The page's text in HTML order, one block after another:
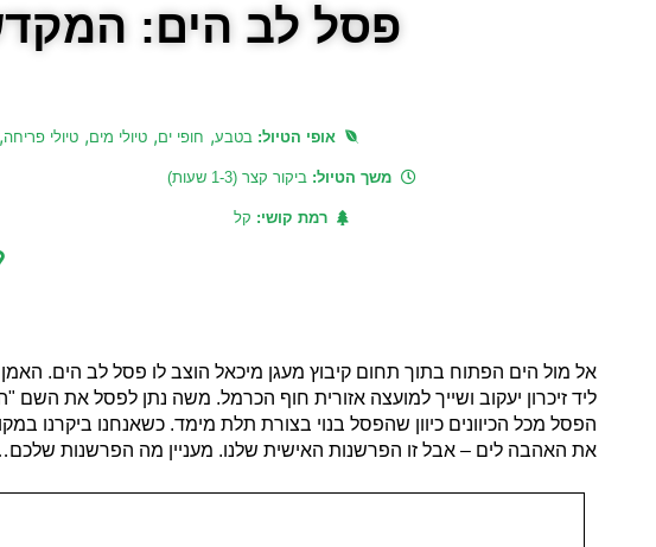
פסל לב הים:
אופי הטיול:בטבע, חופי ים, טיולי מים, טיולי פריחה,
משך הטיול:ביקור קצר (1-3 שעות)
רמת קושי: קל
אל מול הים הפתוח בתוך תחום קיבוץ מעגן מיכאל הוצב לו פסל לב הים.
ליד זיכרון יעקוב ושייך למועצה אזורית חוף הכרמל. משה נתן לפסל את
הפסל מכל הכיוונים כיוון שהפסל בנוי בצורת תלת מימד. כשאנחנו
את האהבה לים – אבל זו הפרשנות האישית שלנו. מעניין מה הפרשנות